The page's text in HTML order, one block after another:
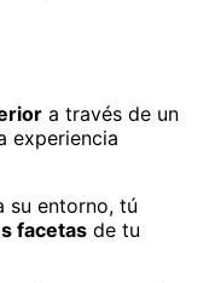
a través de un
experiencia
su entorno, tú
facetas de tu